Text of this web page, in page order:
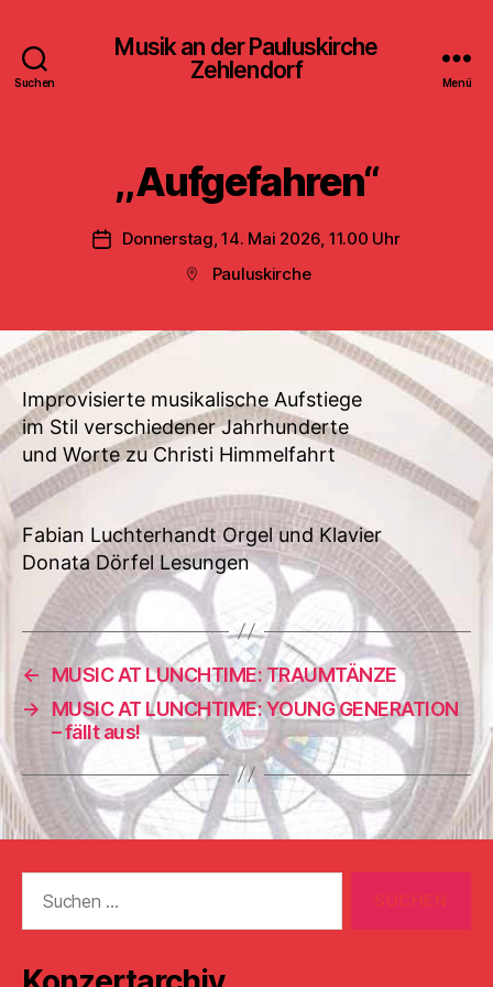
Suchen
Musik an der Pauluskirche
Zehlendorf
Menü
,,Aufgefahren“
Veröffentlichungsdatum
Donnerstag, 14. Mai 2026, 11.00 Uhr
Beitragsort
Pauluskirche
Improvisierte musikalische Aufstiege
im Stil verschiedener Jahrhunderte
und Worte zu Christi Himmelfahrt
Fabian Luchterhandt Orgel und Klavier
Donata Dörfel Lesungen
←
MUSIC AT LUNCHTIME: TRAUMTÄNZE
→
MUSIC AT LUNCHTIME: YOUNG GENERATION
– fällt aus!
nach: